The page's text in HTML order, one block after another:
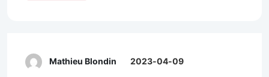
Mathieu Blondin 2023-04-09